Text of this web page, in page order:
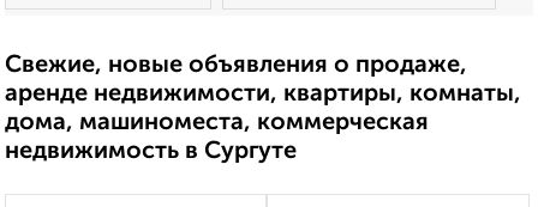
Свежие, новые объявления о продаже,
аренде недвижимости, квартиры, комнаты,
дома, машиноместа, коммерческая
недвижимость в Сургуте